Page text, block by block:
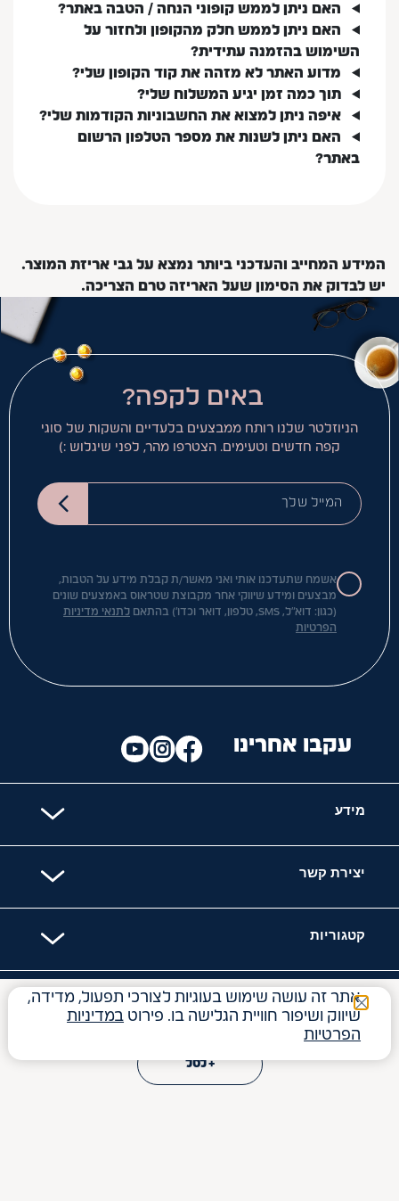
17.70
₪
+ לסל
האם ניתן לממש קופוני הנחה / הטבה באתר?
האם ניתן לממש חלק מהקופון ולחזור על
השימוש בהזמנה עתידית?
מדוע האתר לא מזהה את קוד הקופון שלי?
תוך כמה זמן יגיע המשלוח שלי?
איפה ניתן למצוא את החשבוניות הקודמות שלי?
האם ניתן לשנות את מספר הטלפון הרשום
באתר?
המידע המחייב והעדכני ביותר נמצא על גבי אריזת המוצר.
יש לבדוק את הסימון שעל האריזה טרם הצריכה.
באים לקפה?
הניוזלטר שלנו רותח ממבצעים בלעדיים והשקות של סוגי
קפה חדשים וטעימים. הצטרפו מהר, לפני שיגלוש :)
המייל שלך
אשמח שתעדכנו אותי ואני מאשר/ת קבלת מידע על הטבות,
מבצעים ומידע שיווקי אחר מקבוצת שטראוס באמצעים שונים
(כגון: דוא"ל, SMS, טלפון, דואר וכדו') בהתאם
לתנאי מדיניות
הפרטיות
מידע
יצירת קשר
קטגוריות
עקבו אחרינו
האתר מאובטח עם
אתר זה עושה שימוש בעוגיות לצורכי תפעול, מדידה,
שיווק ושיפור חוויית הגלישה בו. פירוט במדיניות
הפרטיות